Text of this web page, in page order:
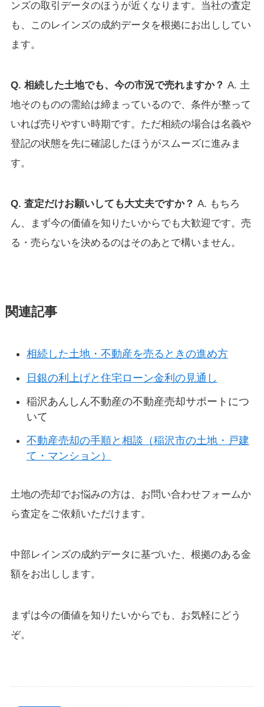
ンズの取引データのほうが近くなります。当社の査定
も、このレインズの成約データを根拠にお出ししてい
ます。
Q. 相続した土地でも、今の市況で売れますか？ A. 土
地そのものの需給は締まっているので、条件が整って
いれば売りやすい時期です。ただ相続の場合は名義や
登記の状態を先に確認したほうがスムーズに進みま
す。
Q. 査定だけお願いしても大丈夫ですか？ A. もちろ
ん、まず今の価値を知りたいからでも大歓迎です。売
る・売らないを決めるのはそのあとで構いません。
関連記事
相続した土地・不動産を売るときの進め方
日銀の利上げと住宅ローン金利の見通し
稲沢あんしん不動産の不動産売却サポートにつ
いて
不動産売却の手順と相談（稲沢市の土地・戸建
て・マンション）
土地の売却でお悩みの方は、お問い合わせフォームか
ら査定をご依頼いただけます。
中部レインズの成約データに基づいた、根拠のある金
額をお出しします。
まずは今の価値を知りたいからでも、お気軽にどう
ぞ。